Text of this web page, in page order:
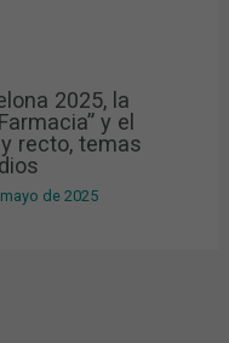
2025, la
y el
recto, temas
de 2025